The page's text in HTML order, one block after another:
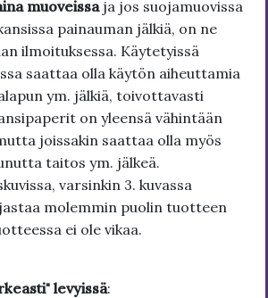
muoveissa ja jos suojamuovissa
painauman jälkiä, on ne
ilmoituksessa. Käytetyissä
saattaa olla käytön aiheuttamia
ym. jälkiä, toivottavasti
on yleensä vähintään
joissakin saattaa olla myös
taitos ym. jälkeä.
varsinkin 3. kuvassa
molemmin puolin tuotteen
ei ole vikaa.
levyissä: